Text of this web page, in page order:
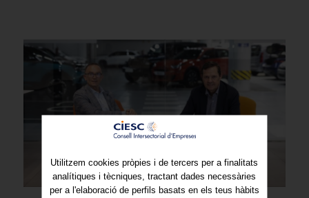
Utilitzem cookies pròpies i de tercers per a finalitats
analítiques i tècniques, tractant dades necessàries
per a l'elaboració de perfils basats en els teus hàbits